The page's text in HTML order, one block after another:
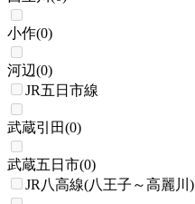
小作(0)
河辺(0)
JR五日市線
武蔵引田(0)
武蔵五日市(0)
JR八高線(八王子～高麗川)